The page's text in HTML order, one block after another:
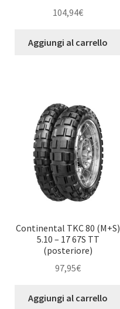
104,94€
Aggiungi al carrello
Continental TKC 80 (M+S)
5.10 – 17 67S TT
(posteriore)
97,95€
Aggiungi al carrello